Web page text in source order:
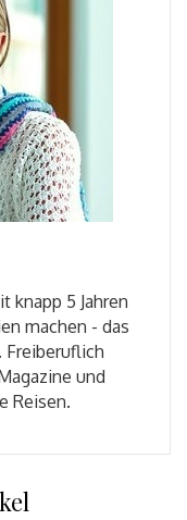
knapp 5 Jahren
machen - das
Freiberuflich
und
Reisen.